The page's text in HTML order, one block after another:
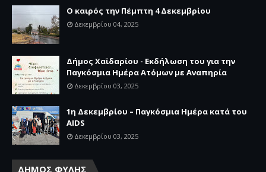
Ο καιρός την Πέμπτη 4 Δεκεμβρίου
Δεκεμβρίου 04, 2025
Δήμος Χαϊδαρίου - Εκδήλωση του για την
Παγκόσμια Ημέρα Ατόμων με Αναπηρία
Δεκεμβρίου 03, 2025
1η Δεκεμβρίου – Παγκόσμια Ημέρα κατά του
AIDS
Δεκεμβρίου 03, 2025
ΔΗΜΟΣ ΦΥΛΗΣ